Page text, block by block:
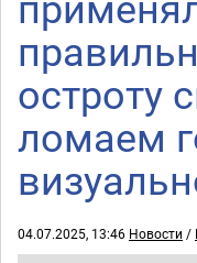
остроту
ломаем
04.07.2025, 13:46 Новости /